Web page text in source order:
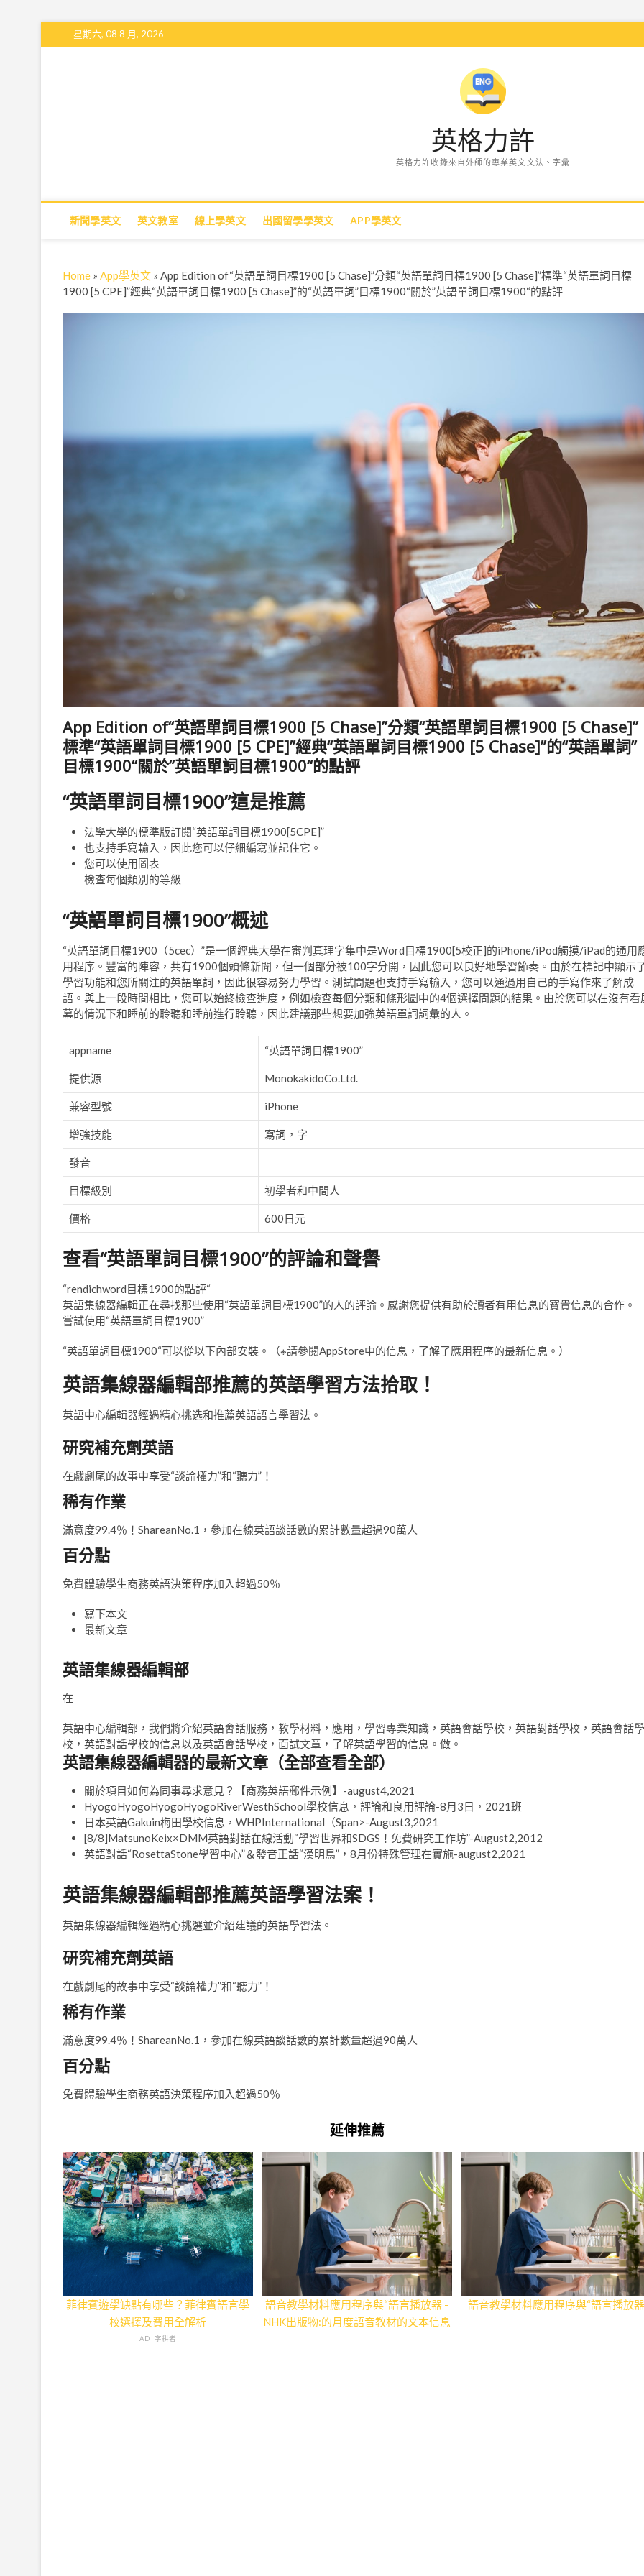
k
n
星期六, 08 8 月, 2026
英格力許
英格力許收錄來自外師的專業英文文法、字彙
新聞學英文 英文教室 線上學英文 出國留學學英文 APP學英文
Home » App學英文 » App Edition of“英語單詞目標1900 [5 Chase]”分類“英語單詞目標1900 [5 Chase]”標準“英語單詞目標
1900 [5 CPE]”經典“英語單詞目標1900 [5 Chase]”的“英語單詞”目標1900“關於”英語單詞目標1900“的點評
App Edition of“英語單詞目標1900 [5 Chase]”分類“英語單詞目標1900 [5 Chase]”
標準“英語單詞目標1900 [5 CPE]”經典“英語單詞目標1900 [5 Chase]”的“英語單詞”
目標1900“關於”英語單詞目標1900“的點評
“英語單詞目標1900”這是推薦
法學大學的標準版訂閱“英語單詞目標1900[5CPE]”
也支持手寫輸入，因此您可以仔細編寫並記住它。
您可以使用圖表
檢查每個類別的等級
“英語單詞目標1900”概述
“英語單詞目標1900（5cec）”是一個經典大學在審判真理字集中是Word目標1900[5校正]的iPhone/iPod觸摸/iPad的通用
用程序。豐富的陣容，共有1900個頭條新聞，但一個部分被100字分開，因此您可以良好地學習節奏。由於在標記中顯示
學習功能和您所關注的英語單詞，因此很容易努力學習。測試問題也支持手寫輸入，您可以通過用自己的手寫作來了解成
語。與上一段時間相比，您可以始終檢查進度，例如檢查每個分類和條形圖中的4個選擇問題的結果。由於您可以在沒有看
幕的情況下和睡前的聆聽和睡前進行聆聽，因此建議那些想要加強英語單詞詞彙的人。
appname “英語單詞目標1900”
提供源 MonokakidoCo.Ltd.
兼容型號 iPhone
增強技能 寫詞，字
發音
目標級別 初學者和中間人
價格 600日元
查看“英語單詞目標1900”的評論和聲譽
“rendichword目標1900的點評“
英語集線器編輯正在尋找那些使用“英語單詞目標1900”的人的評論。感謝您提供有助於讀者有用信息的寶貴信息的合作。
嘗試使用“英語單詞目標1900”
“英語單詞目標1900“可以從以下內部安裝。（※請參閱AppStore中的信息，了解了應用程序的最新信息。）
英語集線器編輯部推薦的英語學習方法拾取！
英語中心編輯器經過精心挑选和推薦英語語言學習法。
研究補充劑英語
在戲劇尾的故事中享受“談論權力”和“聽力”！
稀有作業
滿意度99.4％！ShareanNo.1，參加在線英語談話數的累計數量超過90萬人
百分點
免費體驗學生商務英語決策程序加入超過50％
寫下本文
最新文章
英語集線器編輯部
在
英語中心編輯部，我們將介紹英語會話服務，教學材料，應用，學習專業知識，英語會話學校，英語對話學校，英語會話學
校，英語對話學校的信息以及英語會話學校，面試文章，了解英語學習的信息。做。
英語集線器編輯器的最新文章（全部查看全部）
關於項目如何為同事尋求意見？【商務英語郵件示例】 -august4,2021
HyogoHyogoHyogoHyogoRiverWesthSchool學校信息，評論和良用評論-8月3日，2021班
日本英語Gakuin梅田學校信息，WHPInternational（Span>-August3,2021
[8/8]MatsunoKeix×DMM英語對話在線活動“學習世界和SDGS！免費研究工作坊”-August2,2012
英語對話“RosettaStone學習中心”＆發音正話“漢明鳥”，8月份特殊管理在實施-august2,2021
英語集線器編輯部推薦英語學習法案！
英語集線器編輯經過精心挑選並介紹建議的英語學習法。
研究補充劑英語
在戲劇尾的故事中享受“談論權力”和“聽力”！
稀有作業
滿意度99.4％！ShareanNo.1，參加在線英語談話數的累計數量超過90萬人
百分點
免費體驗學生商務英語決策程序加入超過50％
延伸推薦
菲律賓遊學缺點有哪些？菲律賓語言學
校選擇及費用全解析
AD | 字耕者
語音教學材料應用程序與“語言播放器 -
NHK出版物:的月度語音教材的文本信息
語音教學材料應用程序與“語言播放器